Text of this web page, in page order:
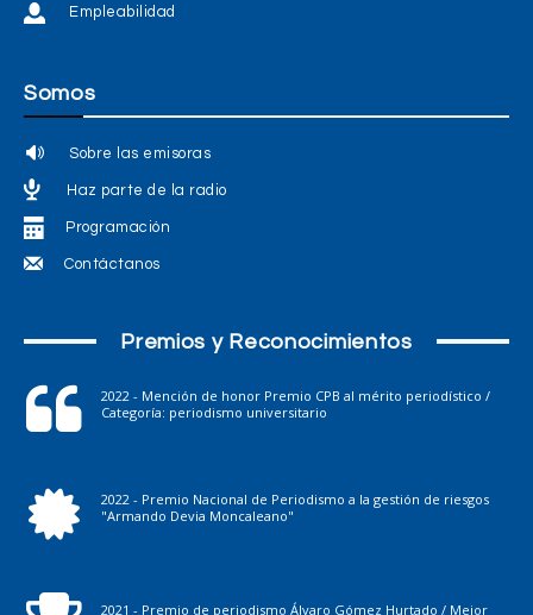
Empleabilidad
Somos
Sobre las emisoras
Haz parte de la radio
Programación
Contáctanos
Premios y Reconocimientos
2022 - Mención de honor Premio CPB al mérito periodístico /
Categoría: periodismo universitario
2022 - Premio Nacional de Periodismo a la gestión de riesgos
"Armando Devia Moncaleano"
2021 - Premio de periodismo Álvaro Gómez Hurtado / Mejor